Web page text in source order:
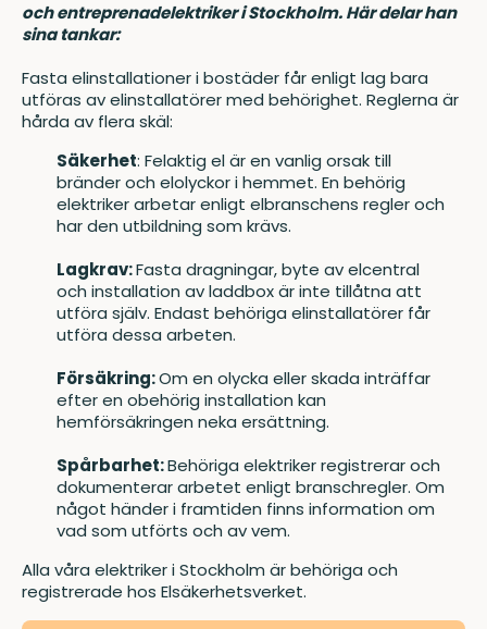
och entreprenadelektriker i Stockholm. Här delar han
sina tankar:
Fasta elinstallationer i bostäder får enligt lag bara
utföras av elinstallatörer med behörighet. Reglerna är
hårda av flera skäl:
Säkerhet: Felaktig el är en vanlig orsak till
bränder och elolyckor i hemmet. En behörig
elektriker arbetar enligt elbranschens regler och
har den utbildning som krävs.
Lagkrav:Fasta dragningar, byte av elcentral
och installation av laddbox är inte tillåtna att
utföra själv. Endast behöriga elinstallatörer får
utföra dessa arbeten.
Försäkring:Om en olycka eller skada inträffar
efter en obehörig installation kan
hemförsäkringen neka ersättning.
Spårbarhet:Behöriga elektriker registrerar och
dokumenterar arbetet enligt branschregler. Om
något händer i framtiden finns information om
vad som utförts och av vem.
Alla våra elektriker i Stockholm är behöriga och
registrerade hos Elsäkerhetsverket.